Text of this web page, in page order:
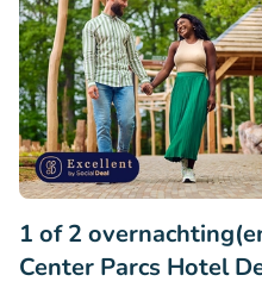
1 of 2
Center Parcs Hotel